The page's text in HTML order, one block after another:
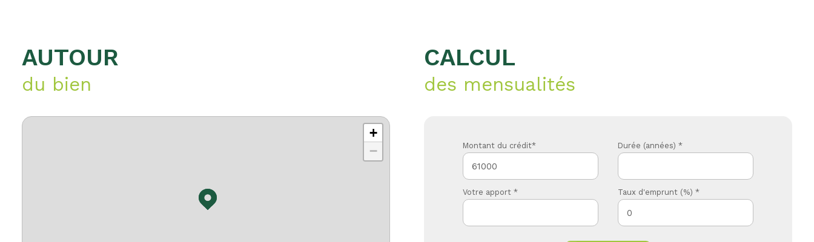
AUTOUR
du bien
+
−
CALCUL
des mensualités
Montant du crédit* Durée (années) *
Votre apport * Taux d'emprunt (%) *